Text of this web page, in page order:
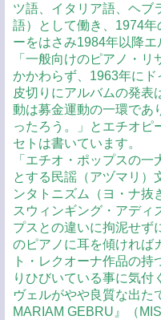
ツ語、イタリア語、ヘブ
語）として働き、1974
ーをはさみ1984年以降エ
「一般向けのピアノ・
かかわらず、1963年に
皮切りにアルバムの発表
動は募金運動の一環であ
ったろう。」とエチオピ
セトは書いています。
「エチオ・ポップスの
とする民謡（アヅマリ）
ンタトニズム（ヨ・ナ抜
スウィンギング・アディ
プスとの違いに拘泥せず
のピアノに耳を傾ければ
ト・レクオーナ作品の
りひびいている事に気付
ヴェルがやや良質な出た
MARIAM GEBRU』（